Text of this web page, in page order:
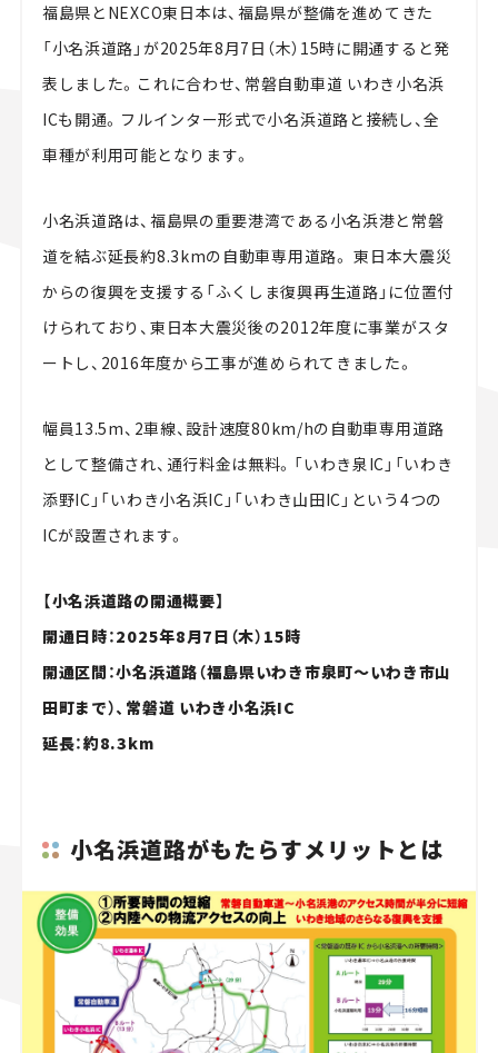
福島県とNEXCO東日本は、福島県が整備を進めてきた
「小名浜道路」が2025年8月7日（木）15時に開通すると発
表しました。これに合わせ、常磐自動車道 いわき小名浜
ICも開通。フルインター形式で小名浜道路と接続し、全
車種が利用可能となります。
小名浜道路は、福島県の重要港湾である小名浜港と常磐
道を結ぶ延長約8.3kmの自動車専用道路。 東日本大震災
からの復興を支援する「ふくしま復興再生道路」に位置付
けられており、東日本大震災後の2012年度に事業がスタ
ートし、2016年度から工事が進められてきました。
幅員13.5m、2車線、設計速度80km/hの自動車専用道路
として整備され、通行料金は無料。「いわき泉IC」「いわき
添野IC」「いわき小名浜IC」「いわき山田IC」という4つの
ICが設置されます。
【小名浜道路の開通概要】
開通日時：2025年8月7日（木）15時
開通区間：小名浜道路（福島県いわき市泉町～いわき市山
田町まで）、常磐道 いわき小名浜IC
延長：約8.3km
小名浜道路がもたらすメリットとは